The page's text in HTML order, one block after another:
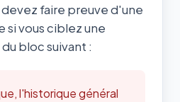
faire preuve d'une
vous ciblez une
bloc suivant :
l'historique général